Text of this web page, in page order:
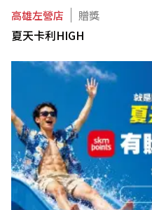
高雄左營店 贈獎
夏天卡利HIGH